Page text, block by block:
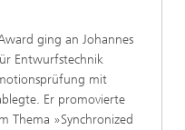
ging an Johannes
Entwurfstechnik
mit
Er promovierte
Thema »Synchronized